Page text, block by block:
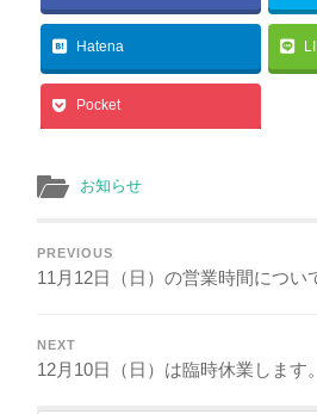
Hatena
Pocket
お知らせ
PREVIOUS
11月12日（日）の営業時間につい
NEXT
12月10日（日）は臨時休業します。